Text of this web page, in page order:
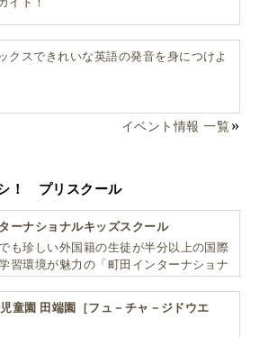
クスできれいな英語の発音を身につけよ
イベント情報 一覧
！ プリスクール
ーナショナルキッズスクール
も珍しい外国籍の生徒が半分以上の国際
習環境が魅力の「町田インターナショナ
童園 田端園［フュ－チャ－ジドウエ